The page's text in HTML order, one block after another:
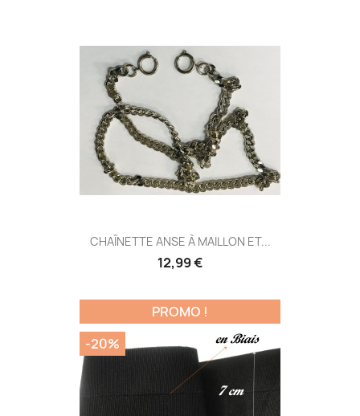
CHAÎNETTE ANSE À MAILLON ET...
12,99 €
PROMO !
-20%